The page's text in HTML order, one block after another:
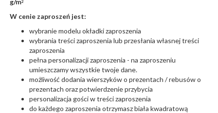
g/m2
W cenie zaproszeń jest:
wybranie modelu okładki zaproszenia
wybrania treści zaproszenia lub przesłania własnej treści
zaproszenia
pełna personalizacji zaproszenia - na zaproszeniu
umieszczamy wszystkie twoje dane.
możliwość dodania wierszyków o prezentach / rebusów o
prezentach oraz potwierdzenie przybycia
personalizacja gości w treści zaproszenia
do każdego zaproszenia otrzymasz biała kwadratową